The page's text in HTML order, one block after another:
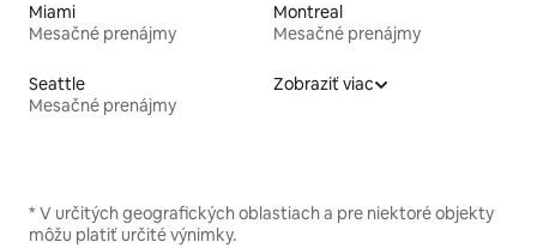
Miami
Mesačné prenájmy
Montreal
Mesačné prenájmy
Seattle
Mesačné prenájmy
Zobraziť viac
* V určitých geografických oblastiach a pre niektoré objekty
môžu platiť určité výnimky.